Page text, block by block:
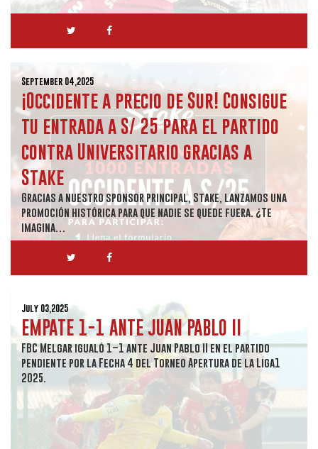
September 04,2025
¡Occidente a precio de Sur! Consigue
tu entrada a S/ 25 para el partido
contra Universitario gracias a
Stake
Gracias a nuestro sponsor principal, Stake, lanzamos una
promoción histórica para que nadie se quede fuera. ¿Te
imagina…
July 03,2025
EMPATE 1-1 ANTE JUAN PABLO II
FBC Melgar igualó 1–1 ante Juan Pablo II en el partido
pendiente por la Fecha 4 del Torneo Apertura de la Liga1
2025.